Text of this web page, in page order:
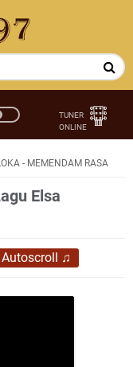
- MEMENDAM RASA
Elsa
Autoscroll ♫